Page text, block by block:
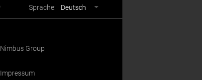
Sprache: Deutsch
Nimbus Group
Impressum